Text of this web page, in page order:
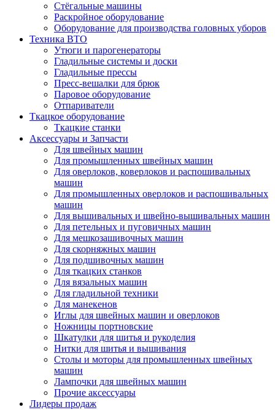
Стёгальные машины
Раскройное оборудование
Оборудование для производства головных уборов
Техника ВТО
Утюги и парогенераторы
Гладильные системы и доски
Гладильные прессы
Пресс-вешалки для брюк
Паровое оборудование
Отпариватели
Ткацкое оборудование
Ткацкие станки
Аксессуары и Запчасти
Для швейных машин
Для промышленных швейных машин
Для оверлоков, коверлоков и распошивальных
машин
Для промышленных оверлоков и распошивальных
машин
Для вышивальных и швейно-вышивальных машин
Для петельных и пуговичных машин
Для мешкозашивочных машин
Для скорняжных машин
Для подшивочных машин
Для ткацких станков
Для вязальных машин
Для гладильной техники
Для манекенов
Иглы для швейных машин и оверлоков
Ножницы портновские
Шкатулки для шитья и рукоделия
Нитки для шитья и вышивания
Столы и моторы для промышленных швейных
машин
Лампочки для швейных машин
Прочие аксессуары
Лидеры продаж